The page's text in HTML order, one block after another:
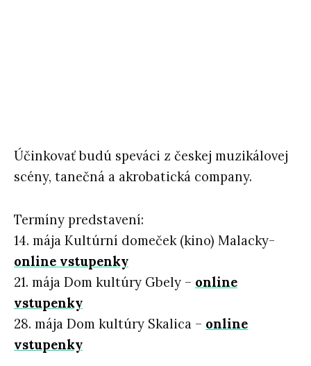
Účinkovať budú speváci z českej muzikálovej
scény, tanečná a akrobatická company.
Termíny predstavení:
14. mája Kultúrní domeček (kino) Malacky-
online vstupenky
21. mája Dom kultúry Gbely – online
vstupenky
28. mája Dom kultúry Skalica – online
vstupenky